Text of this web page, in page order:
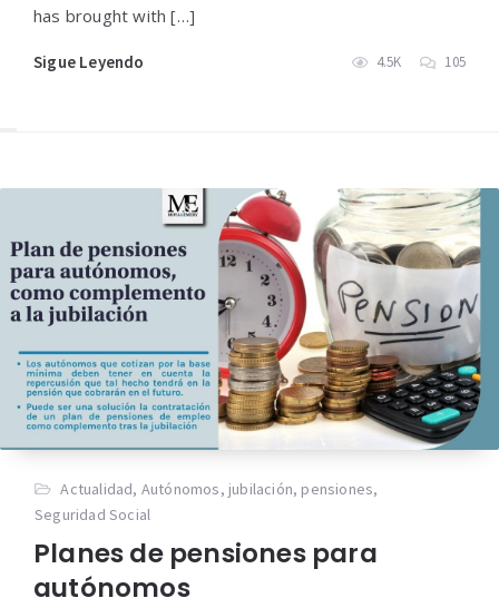
has brought with […]
Sigue Leyendo 4.5K 105
Actualidad, Autónomos, jubilación, pensiones,
Seguridad Social
Planes de pensiones para
autónomos